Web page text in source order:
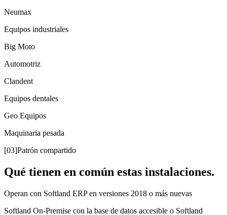
Neumax
Equipos industriales
Big Moto
Automotriz
Clandent
Equipos dentales
Geo Equipos
Maquinaria pesada
[03]Patrón compartido
Qué tienen en común estas instalaciones.
Operan con Softland ERP en versiones 2018 o más nuevas
Softland On-Premise con la base de datos accesible o Softland